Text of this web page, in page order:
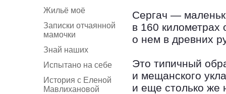
Жильё моё
Записки отчаянной
мамочки
Знай наших
Испытано на себе
История с Еленой
Мавлихановой
Сергач —
в 160
о нем в древних
Это типичный
и мещанского
и еще столько же